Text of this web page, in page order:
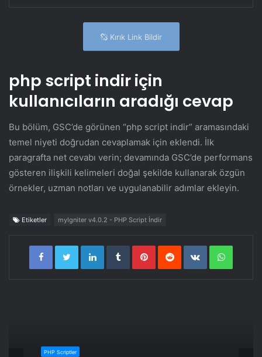
Kırık Link Bildir
php script indir için
kullanıcıların aradığı cevap
Bu bölüm, GSC’de görünen “php script indir” aramasındaki
temel niyeti doğrudan cevaplamak için eklendi. İlk
paragrafta net cevabı verin; devamında GSC’de performans
gösteren ilişkili kelimeleri doğal şekilde kullanarak özgün
örnekler, uzman notları ve uygulanabilir adımlar ekleyin.
Etiketler myIgniter v4.0.2 - PHP Script İndir
LinkedInTumblrPinterestReddit VKontakte
PHP Scriptler